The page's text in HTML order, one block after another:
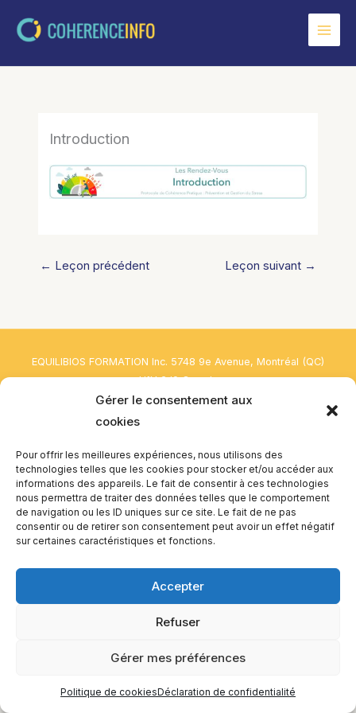
Gérer le consentement aux
cookies
Pour offrir les meilleures expériences, nous utilisons des
technologies telles que les cookies pour stocker et/ou accéder aux
informations des appareils. Le fait de consentir à ces technologies
nous permettra de traiter des données telles que le comportement
de navigation ou les ID uniques sur ce site. Le fait de ne pas
consentir ou de retirer son consentement peut avoir un effet négatif
sur certaines caractéristiques et fonctions.
Accepter
Refuser
Gérer mes préférences
Politique de cookiesDéclaration de confidentialité
Introduction
← Leçon précédent Leçon suivant →
EQUILIBIOS FORMATION Inc. 5748 9e Avenue, Montréal (QC)
H1Y 2J9 Canada